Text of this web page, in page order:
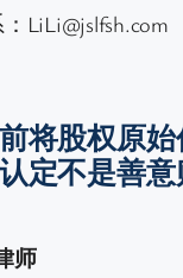
LiLi@jslfsh.com
将股权原
定不是善
师